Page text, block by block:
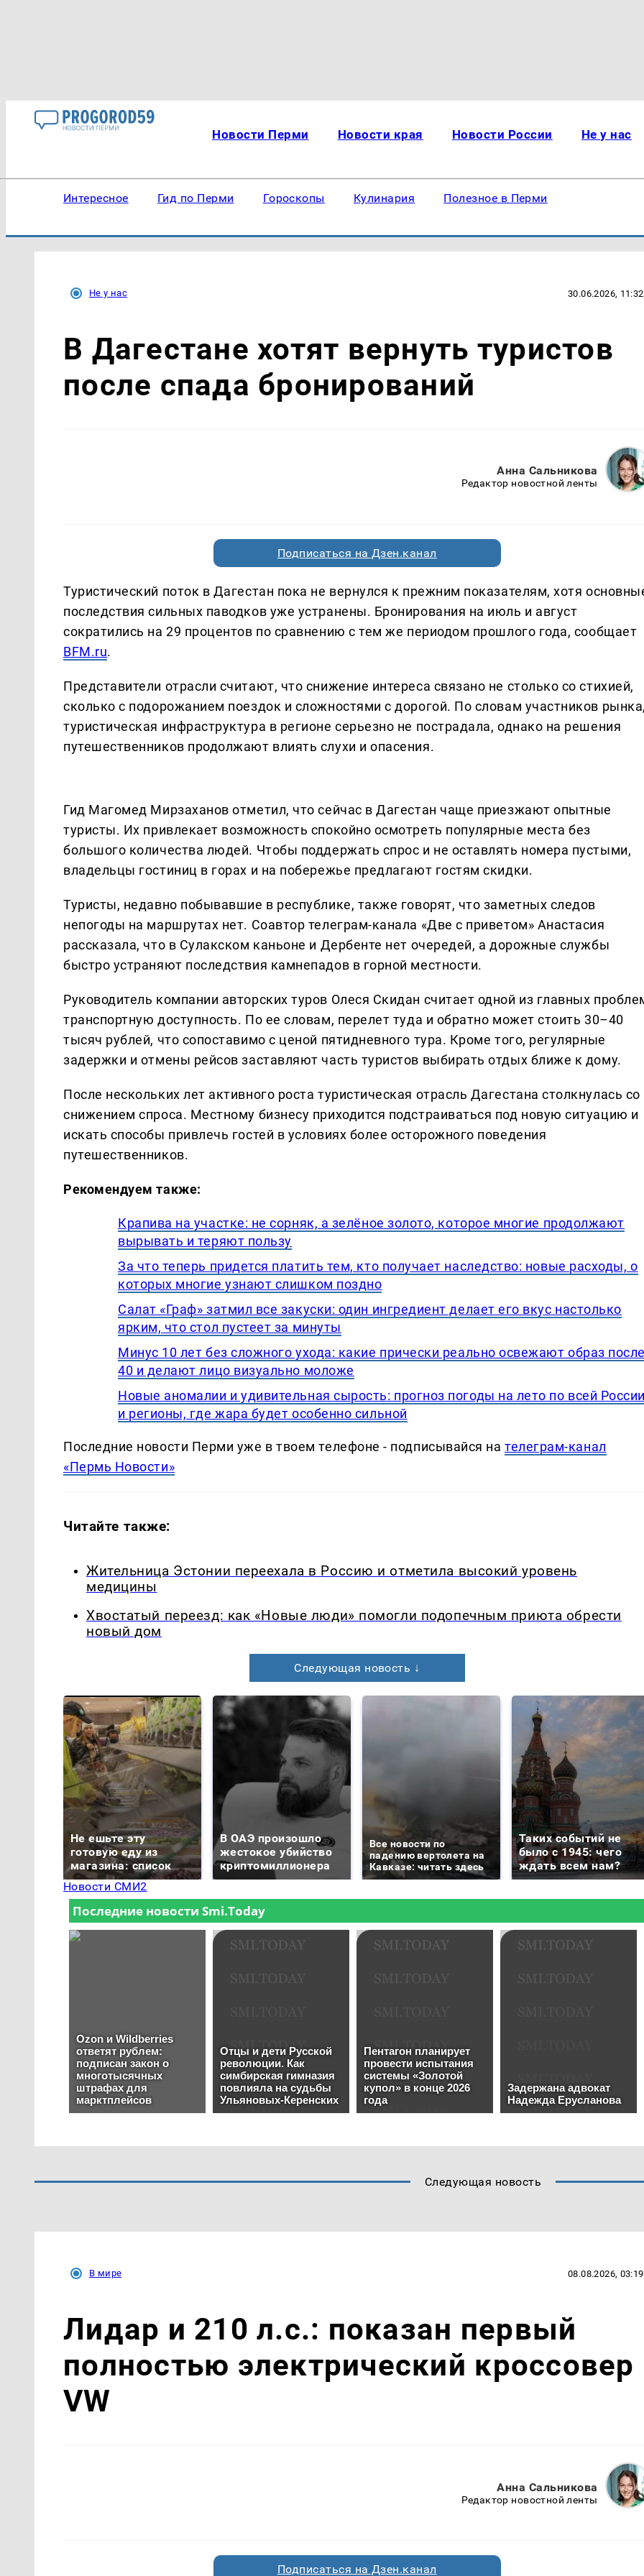
Новости Перми Новости края Новости России Не у нас
Интересное Гид по Перми Гороскопы Кулинария Полезное в Перми
Не у нас 30.06.2026, 11:32
В Дагестане хотят вернуть туристов
после спада бронирований
Анна Сальникова
Редактор новостной ленты
Подписаться на Дзен.канал
Туристический поток в Дагестан пока не вернулся к прежним показателям, хотя
последствия сильных паводков уже устранены. Бронирования на июль и август
сократились на 29 процентов по сравнению с тем же периодом прошлого года, сообщает
BFM.ru.
Представители отрасли считают, что снижение интереса связано не столько со стихией,
сколько с подорожанием поездок и сложностями с дорогой. По словам участников
туристическая инфраструктура в регионе серьезно не пострадала, однако на решения
путешественников продолжают влиять слухи и опасения.
Гид Магомед Мирзаханов отметил, что сейчас в Дагестан чаще приезжают опытные
туристы. Их привлекает возможность спокойно осмотреть популярные места без
большого количества людей. Чтобы поддержать спрос и не оставлять номера пустыми,
владельцы гостиниц в горах и на побережье предлагают гостям скидки.
Туристы, недавно побывавшие в республике, также говорят, что заметных следов
непогоды на маршрутах нет. Соавтор телеграм-канала «Две с приветом» Анастасия
рассказала, что в Сулакском каньоне и Дербенте нет очередей, а дорожные службы
быстро устраняют последствия камнепадов в горной местности.
Руководитель компании авторских туров Олеся Скидан считает одной из главных
транспортную доступность. По ее словам, перелет туда и обратно может стоить 30–40
тысяч рублей, что сопоставимо с ценой пятидневного тура. Кроме того, регулярные
задержки и отмены рейсов заставляют часть туристов выбирать отдых ближе к дому.
После нескольких лет активного роста туристическая отрасль Дагестана столкнулась со
снижением спроса. Местному бизнесу приходится подстраиваться под новую ситуацию и
искать способы привлечь гостей в условиях более осторожного поведения
путешественников.
Рекомендуем также:
Крапива на участке: не сорняк, а зелёное золото, которое многие продолжают
вырывать и теряют пользу
За что теперь придется платить тем, кто получает наследство: новые расходы, о
которых многие узнают слишком поздно
Салат «Граф» затмил все закуски: один ингредиент делает его вкус настолько
ярким, что стол пустеет за минуты
Минус 10 лет без сложного ухода: какие прически реально освежают образ
40 и делают лицо визуально моложе
Новые аномалии и удивительная сырость: прогноз погоды на лето по всей
и регионы, где жара будет особенно сильной
Последние новости Перми уже в твоем телефоне - подписывайся нателеграм-канал
«Пермь Новости»
Читайте также:
Жительница Эстонии переехала в Россию и отметила высокий уровень
медицины
Хвостатый переезд: как «Новые люди» помогли подопечным приюта обрести
новый дом
Следующая новость ↓
Не ешьте эту
готовую еду из
магазина: список
В ОАЭ произошло
жестокое убийство
криптомиллионера
Все новости по
падению вертолета на
Кавказе: читать здесь
Таких событий не
было с 1945: чего
ждать всем нам?
Новости СМИ2
Следующая новость
В мире 08.08.2026, 03:19
Лидар и 210 л.с.: показан первый
полностью электрический кроссовер
VW
Анна Сальникова
Редактор новостной ленты
Подписаться на Дзен.канал